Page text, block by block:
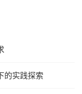
的实践探索